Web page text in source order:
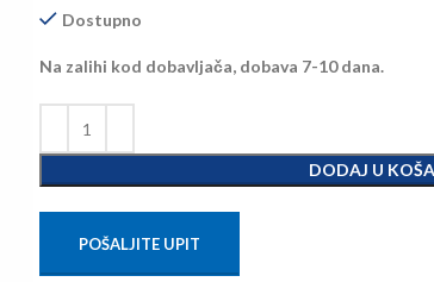
Dostupno
Na zalihi kod dobavljača, dobava 7-10 dana.
DODAJ U
POŠALJITE UPIT